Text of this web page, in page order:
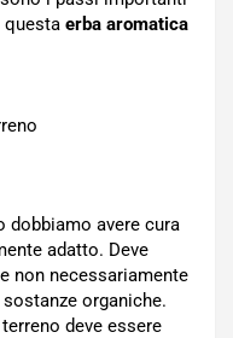
questa erba aromatica
dobbiamo avere cura
adatto. Deve
non necessariamente
sostanze organiche.
deve essere